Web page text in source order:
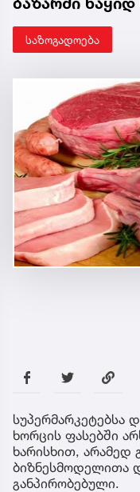
საზოგადოება
სუპერმარკეტებსა
ხორცის ფასებში
ხარისხით, არამედ
ბიზნესმოდელითა
განპირობებული.